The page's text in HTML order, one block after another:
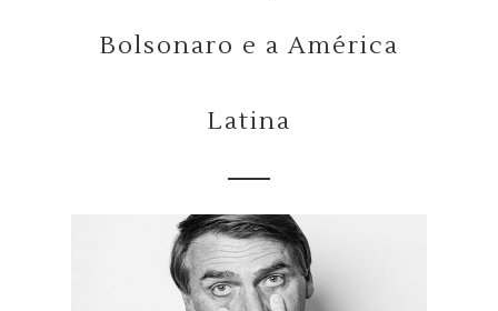
Bolsonaro e a América
Latina